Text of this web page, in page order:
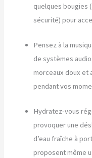
quelques bougies
sécurité) pour
Pensez à la
de systèmes
morceaux doux et
pendant vos
Hydratez-vous
provoquer une
d’eau fraîche à
proposent même